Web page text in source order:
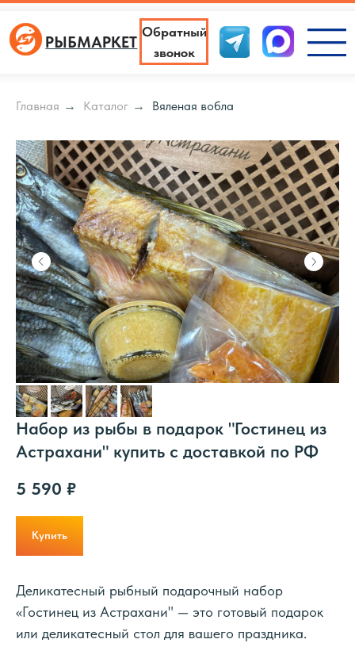
Обратный
звонок
РЫБМАРКЕТ
Главная → Каталог → Вяленая вобла
Набор из рыбы в подарок "Гостинец из
Астрахани" купить с доставкой по РФ
5 590 ₽
Купить
Деликатесный рыбный подарочный набор
«Гостинец из Астрахани" — это готовый подарок
или деликатесный стол для вашего праздника.